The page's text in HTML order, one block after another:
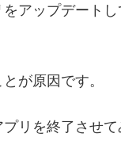
アップデート
が原因です。
リを終了させて